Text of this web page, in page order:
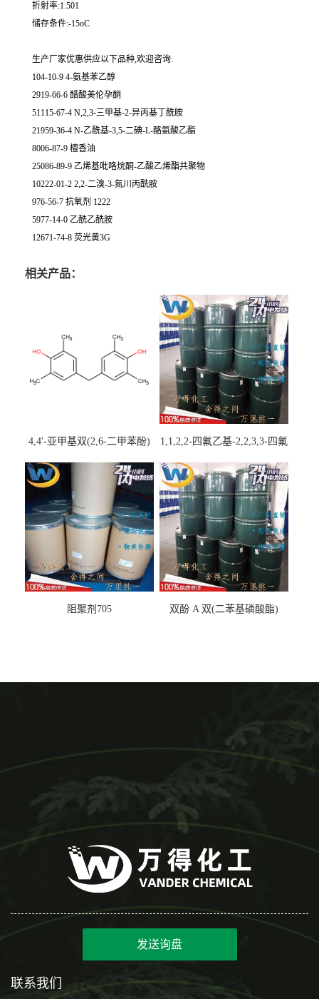
折射率:1.501
储存条件:-15oC
生产厂家优惠供应以下品种,欢迎咨询:
104-10-9 4-氨基苯乙醇
2919-66-6 醋酸美伦孕酮
51115-67-4 N,2,3-三甲基-2-异丙基丁酰胺
21959-36-4 N-乙酰基-3,5-二碘-L-酪氨酸乙酯
8006-87-9 檀香油
25086-89-9 乙烯基吡咯烷酮-乙酸乙烯酯共聚物
10222-01-2 2,2-二溴-3-氮川丙酰胺
976-56-7 抗氧剂 1222
5977-14-0 乙酰乙酰胺
12671-74-8 荧光黄3G
相关产品：
4,4'-亚甲基双(2,6-二甲苯酚)
1,1,2,2-四氟乙基-2,2,3,3-四氟
阻聚剂705 双酚 A 双(二苯基磷酸酯)
发送询盘
联系我们